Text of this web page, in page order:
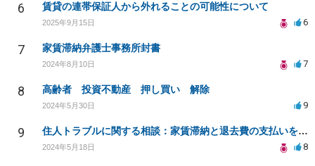
6 賃貸の連帯保証人から外れることの可能性について
2025年9月15日 6
7 家賃滞納弁護士事務所封書
2024年8月10日 7
8 高齢者 投資不動産 押し買い 解除
2024年5月30日 9
9 住人トラブルに関する相談：家賃滞納と退去費の支払いを拒否され、管理鍵の横領も発生
2024年5月18日 8